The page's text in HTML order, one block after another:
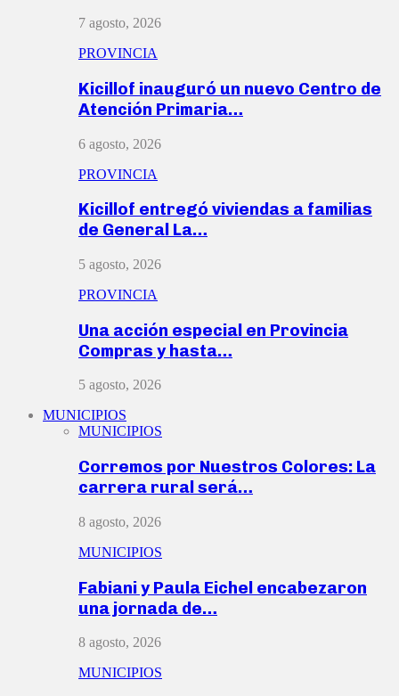
7 agosto, 2026
PROVINCIA
Kicillof inauguró un nuevo Centro de
Atención Primaria…
6 agosto, 2026
PROVINCIA
Kicillof entregó viviendas a familias
de General La…
5 agosto, 2026
PROVINCIA
Una acción especial en Provincia
Compras y hasta…
5 agosto, 2026
MUNICIPIOS
MUNICIPIOS
Corremos por Nuestros Colores: La
carrera rural será…
8 agosto, 2026
MUNICIPIOS
Fabiani y Paula Eichel encabezaron
una jornada de…
8 agosto, 2026
MUNICIPIOS